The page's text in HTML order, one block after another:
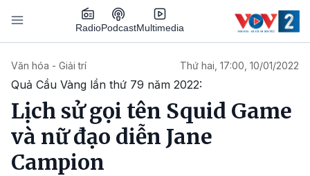
Nhảy đến nội dung
RadioPodcastMultimedia
Văn hóa - Giải trí Thứ hai, 17:00, 10/01/2022
Quả Cầu Vàng lần thứ 79 năm 2022:
Lịch sử gọi tên Squid Game
và nữ đạo diễn Jane
Campion